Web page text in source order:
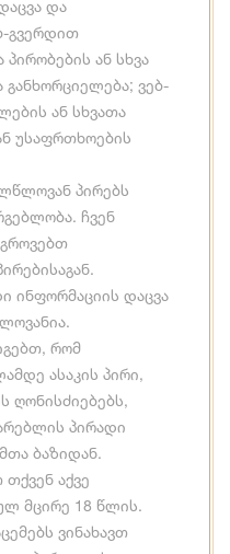
და
გვერდით
ან სხვა
ვებ-
ან სხვათა
უსაფრთხოების
პირებს
ჩვენ
ინფორმაციის დაცვა
რომ
ასაკის პირი,
ღონისძიებებს,
პირადი
ბაზიდან.
აქვე
მცირე 18 წლის.
ვინახავთ